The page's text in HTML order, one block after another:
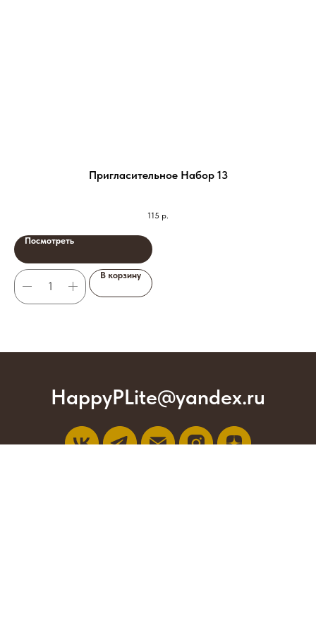
Пригласительное Набор 13
115 р.
Посмотреть
В корзину
HappyPLite@yandex.ru